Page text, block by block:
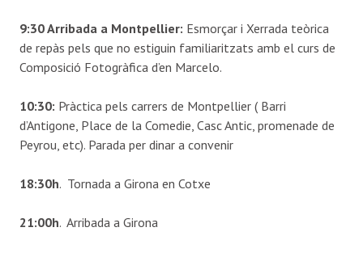
9:30 Arribada a Montpellier: Esmorçar i Xerrada teòrica
de repàs pels que no estiguin familiaritzats amb el curs de
Composició Fotogràfica d’en Marcelo.
10:30: Pràctica pels carrers de Montpellier ( Barri
d’Antigone, Place de la Comedie, Casc Antic, promenade de
Peyrou, etc). Parada per dinar a convenir
18:30h. Tornada a Girona en Cotxe
21:00h. Arribada a Girona